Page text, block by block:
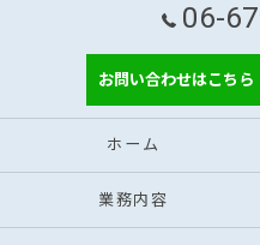
06-
お問い合わせはこちら
ホーム
業務内容